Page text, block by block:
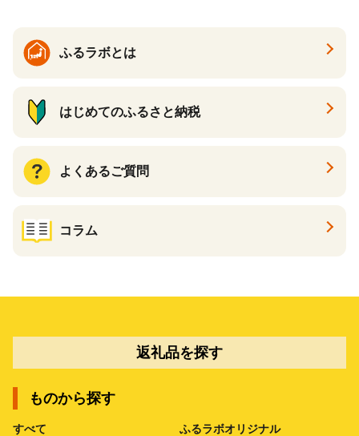
ふるラボとは
はじめてのふるさと納税
よくあるご質問
コラム
返礼品を探す
ものから探す
すべて ふるラボオリジナル